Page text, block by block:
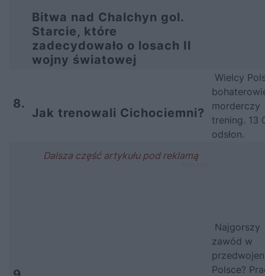
Bitwa nad Chalchyn gol.
Starcie, które
zadecydowało o losach II
wojny światowej
8.
Jak trenowali Cichociemni?
Wielcy
morderczy
trening. 13
odsłon.
Najgorszy
zawód w
Polsce?